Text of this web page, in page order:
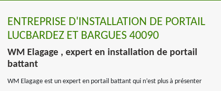
ENTREPRISE D'INSTALLATION DE PORTAIL
LUCBARDEZ ET BARGUES 40090
WM Elagage , expert en installation de portail
battant
WM Elagage est un expert en portail battant qui n’est plus à présenter